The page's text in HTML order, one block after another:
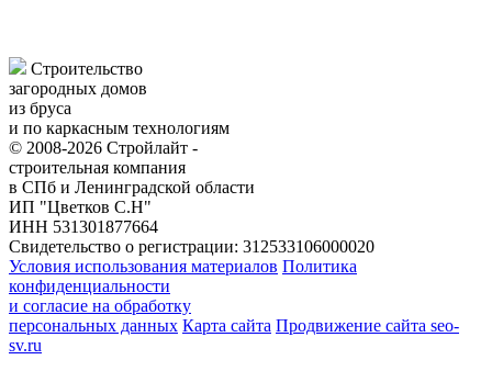
Строительство
загородных домов
из бруса
и по каркасным технологиям
© 2008-2026 Стройлайт -
строительная компания
в СПб и Ленинградской области
ИП "Цветков С.Н"
ИНН 531301877664
Свидетельство о регистрации: 312533106000020
Условия использования материалов Политика
конфиденциальности
и согласие на обработку
персональных данных Карта сайта Продвижение сайта seo-
sv.ru